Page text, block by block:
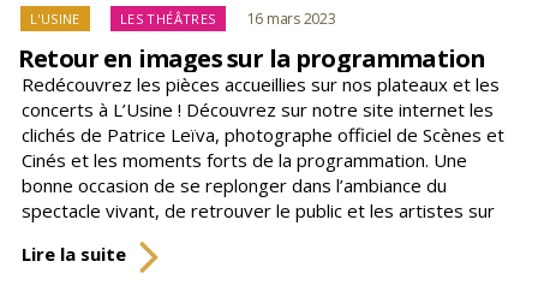
Catégories
L'USINE LES THÉÂTRES
Retour en images sur la programmation
16 mars 2023
Redécouvrez les pièces accueillies sur nos plateaux et les
concerts à L’Usine ! Découvrez sur notre site internet les
clichés de Patrice Leïva, photographe officiel de Scènes et
Cinés et les moments forts de la programmation. Une
bonne occasion de se replonger dans l’ambiance du
spectacle vivant, de retrouver le public et les artistes sur
Lire la suiteRetour
en